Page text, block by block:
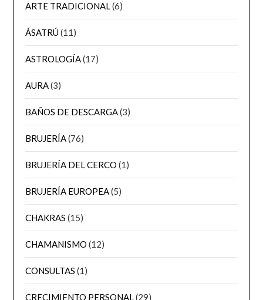
ARTE TRADICIONAL(6)
ÁSATRÚ(11)
ASTROLOGÍA(17)
AURA(3)
BAÑOS DE DESCARGA(3)
BRUJERÍA(76)
BRUJERÍA DEL CERCO (1)
BRUJERÍA EUROPEA(5)
CHAKRAS (15)
CHAMANISMO (12)
CONSULTAS (1)
CRECIMIENTO PERSONAL(29)